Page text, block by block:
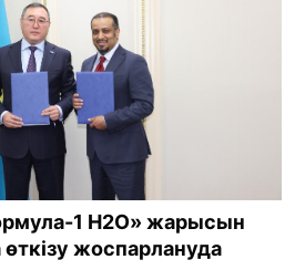
1 H2O» жарысын
жоспарлануда